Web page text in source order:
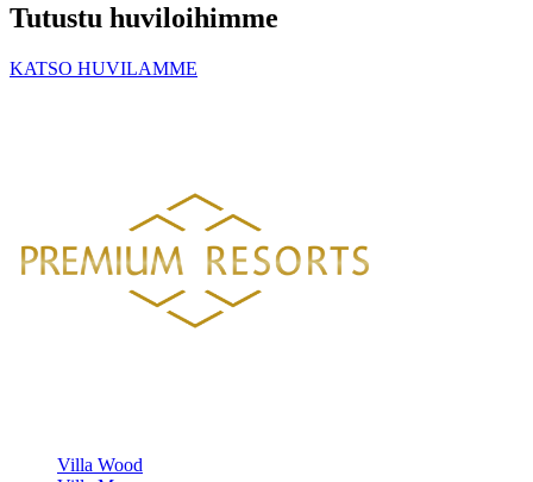
Tutustu huviloihimme
KATSO HUVILAMME
Villa Wood